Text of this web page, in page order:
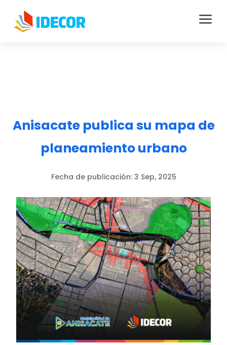
a
Anisacate publica su mapa de
planeamiento urbano
Fecha de publicación: 3 Sep, 2025